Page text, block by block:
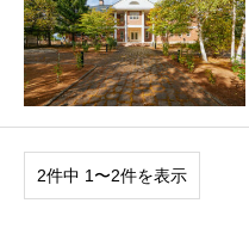
2件中 1〜2件を表示